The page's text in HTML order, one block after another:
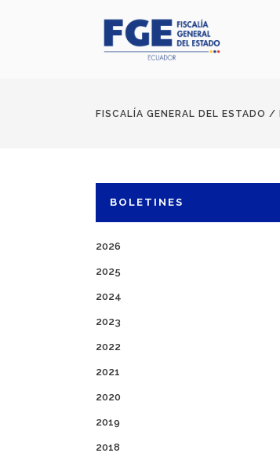
FISCALÍA GENERAL DEL ESTADO /
BOLETINES
2026
2025
2024
2023
2022
2021
2020
2019
2018